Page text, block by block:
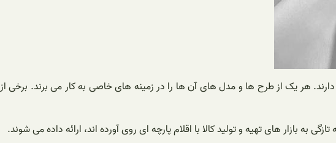
هر یک از طرح ها و مدل های آن ها را در زمینه های خاصی به کار می برند. برخی از
به بازار های تهیه و تولید کالا با اقلام پارچه ای روی آورده اند، ارائه داده می شوند.